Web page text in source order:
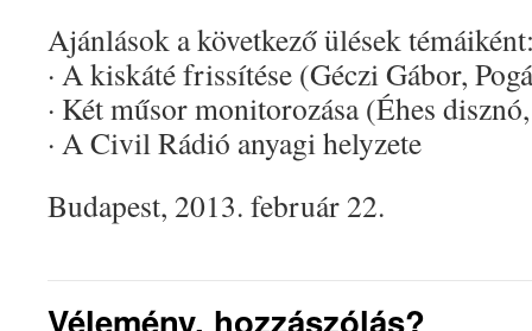
Ajánlások a következő ülések
· A kiskáté frissítése (Géczi Gábor,
· Két műsor monitorozása (Éhes
· A Civil Rádió anyagi helyzete
Budapest, 2013. február 22.
Vélemény, hozzászólás?